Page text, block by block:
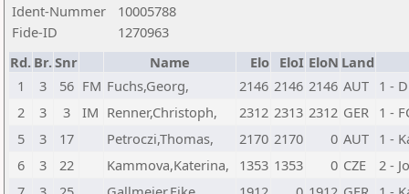
Ident-Nummer
10005788
Fide-ID
1270963
Rd. Br.Snr Name Elo EloI EloN Land
1
3 56 FM Fuchs,Georg, 2146 2146 2146 AUT 1 -
2
3 3 IM Renner,Christoph, 2312 2313 2312 GER 1 -
5
3 17 Petroczi,Thomas, 2170 2170 0 AUT 1 -
6
3 22 Kammova,Katerina, 1353 1353 0 CZE
2 -